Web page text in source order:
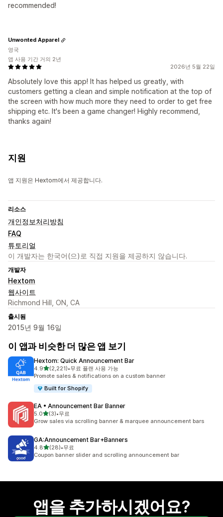
recommended!
2026년 5월 22일
Absolutely love this app! It has helped us greatly, with
customers getting a clean and simple notification at the top of
the screen with how much more they need to order to get free
shipping etc. It's been a game changer! Highly recommend,
thanks again!
Unwonted Apparel
영국
앱 사용 기간 거의 2년
지원
앱 지원은 Hextom에서 제공합니다.
리소스
개인정보처리방침
FAQ
튜토리얼
이 개발자는 한국어(으)로 직접 지원을 제공하지 않습니다.
개발자
Hextom
웹사이트
Richmond Hill, ON, CA
출시됨
2015년 9월 16일
이 앱과 비슷한 더 많은 앱 보기
Hextom: Quick Announcement Bar
4.9별 5개 중
(2,221)
총 리뷰 2221개
•무료 플랜 사용 가능
Promote sales & notifications on a custom banner
Built for Shopify
EA • Announcement Bar Banner
5.0별 5개 중
(3)
총 리뷰 3개
•무료
Grow sales via scrolling banner & marquee announcement bars
GA:Announcement Bar+Banners
4.8별 5개 중
(28)
총 리뷰 28개
•무료
Coupon banner slider and scrolling announcement bar
앱을 추가하시겠어요?